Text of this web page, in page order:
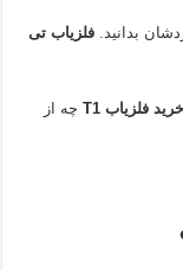
بدانید.فلزیاب تی
خرید فلزیابT1 چه از